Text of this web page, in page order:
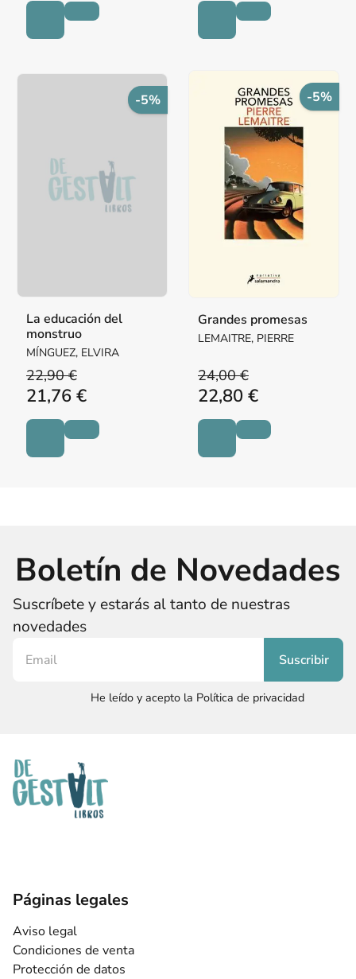
-5%
La educación del
monstruo
MÍNGUEZ, ELVIRA
22,90 €
21,76 €
-5%
Grandes promesas
LEMAITRE, PIERRE
24,00 €
22,80 €
Boletín de Novedades
Suscríbete y estarás al tanto de nuestras
novedades
He leído y acepto la Política de privacidad
Páginas legales
Aviso legal
Condiciones de venta
Protección de datos